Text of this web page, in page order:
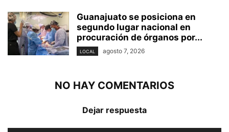
Guanajuato se posiciona en
segundo lugar nacional en
procuración de órganos por...
LOCAL agosto 7, 2026
NO HAY COMENTARIOS
Dejar respuesta